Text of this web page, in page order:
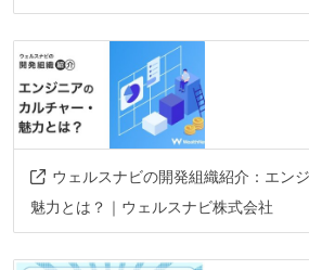
springboot
quarkus aws
jp1
bitbucket-pipeline
ウェルスナビの開発組織紹介：エン
魅力とは？｜ウェルスナビ株式会社